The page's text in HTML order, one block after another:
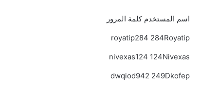
اسم المستخدم كلمة المرور
royatip284 284Royatip
nivexas124 124Nivexas
dwqiod942 249Dkofep